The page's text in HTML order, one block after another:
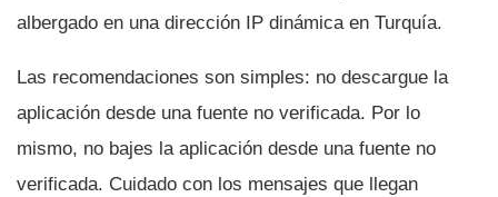
albergado en una dirección IP dinámica en Turquí­a.
Las recomendaciones son simples: no descargue la
aplicación desde una fuente no verificada. Por lo
mismo, no bajes la aplicación desde una fuente no
verificada. Cuidado con los mensajes que llegan